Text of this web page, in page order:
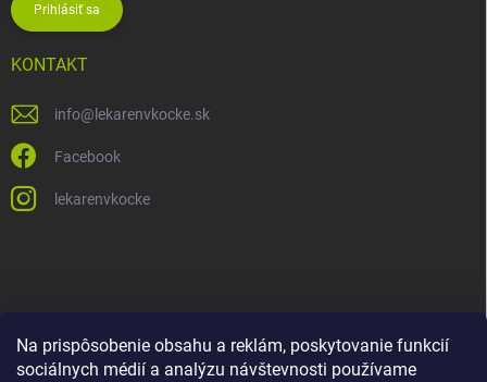
Na prispôsobenie obsahu a reklám, poskytovanie funkcií
sociálnych médií a analýzu návštevnosti používame
Prihlásiť sa
KONTAKT
info@ lekarenvkocke.sk
Facebook
lekarenvkocke